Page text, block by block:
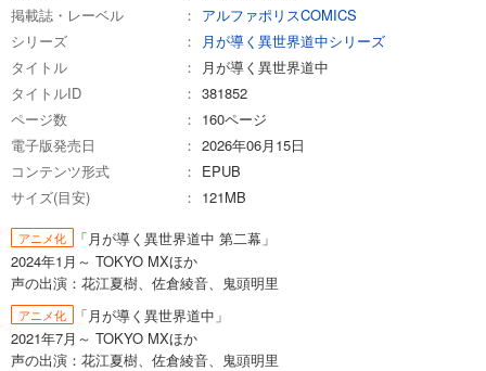
掲載誌・レーベル
アルファポリスCOMICS
シリーズ
月が導く異世界道中シリーズ
タイトル
月が導く異世界道中
タイトルID
381852
ページ数
160ページ
電子版発売日
2026年06月15日
コンテンツ形式
EPUB
サイズ(目安)
121MB
アニメ化
「月が導く異世界道中 第二幕」
2024年1月～ TOKYO MXほか
声の出演：花江夏樹、佐倉綾音、鬼頭明里
アニメ化
「月が導く異世界道中」
2021年7月～ TOKYO MXほか
声の出演：花江夏樹、佐倉綾音、鬼頭明里